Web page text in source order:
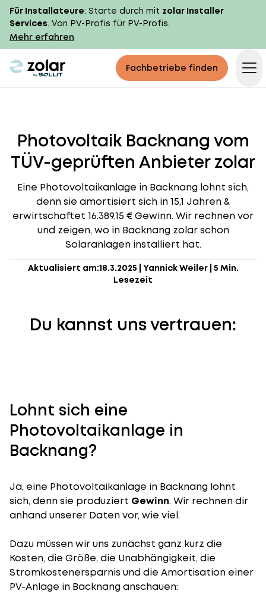
Für Installateure: Starte durch mit zolar Installer
Services. Von PV-Profis für PV-Profis.
Mehr erfahren
zolar logo Fachbetriebe finden
Photovoltaik Backnang vom
TÜV-geprüften Anbieter zolar
Eine Photovoltaikanlage in Backnang lohnt sich,
denn sie amortisiert sich in 15,1 Jahren &
erwirtschaftet 16.389,15 € Gewinn. Wir rechnen vor
und zeigen, wo in Backnang zolar schon
Solaranlagen installiert hat.
Aktualisiert am:18.3.2025 Yannick Weiler| 5 Min.
Lesezeit
Du kannst uns vertrauen:
Lohnt sich eine
Photovoltaikanlage in
Backnang?
Ja, eine Photovoltaikanlage in Backnang lohnt
sich, denn sie produziert Gewinn. Wir rechnen dir
anhand unserer Daten vor, wie viel.
Dazu müssen wir uns zunächst ganz kurz die
Kosten, die Größe, die Unabhängigkeit, die
Stromkostenersparnis und die Amortisation einer
PV-Anlage in Backnang anschauen: